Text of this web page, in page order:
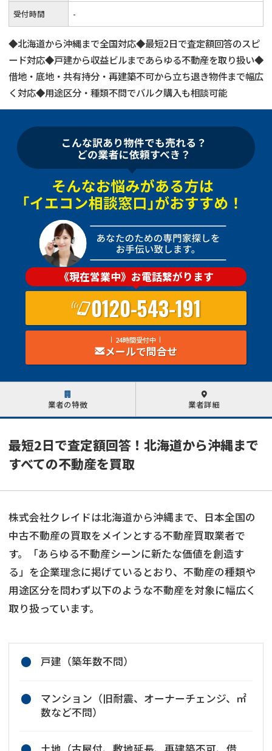
受付時間 -
◆北海道から沖縄まで全国対応◆最短2日で査定額回答のスピ
ード対応◆戸建から収益ビルまであらゆる不動産を取り扱い◆
借地・底地・共有持分・再建築不可から立ち退き物件まで幅広
く対応◆用途区分・種類不問でバルク購入も相談可能
《現在営業中》お電話繋がります
0120-543-191
24時間受付中
メールで問合せ
業者の特徴 業者詳細
最短2日で査定額回答！北海道から沖縄まで
すべての不動産を買取
株式会社クレイドは北海道から沖縄まで、日本全国の
中古不動産の買取をメインとする不動産買取業者で
す。「あらゆる不動産シーンに新たな価値を創造す
る」を企業理念に掲げているとおり、不動産の種類や
用途区分を問わず以下のような不動産を対象に幅広く
取り扱っています。
戸建（築年数不問）
マンション（旧耐震、オーナーチェンジ、㎡
数など不問）